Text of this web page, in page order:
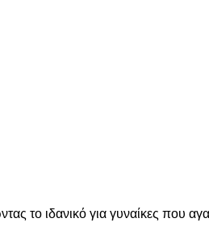
το ιδανικό για γυναίκες που